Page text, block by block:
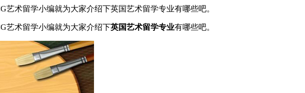
术留学小编就为大家介绍下英国艺术留学专业有哪些吧。
艺术留学小编就为大家介绍下英国艺术留学专业有哪些吧。